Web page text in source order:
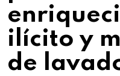
ilícito y
de